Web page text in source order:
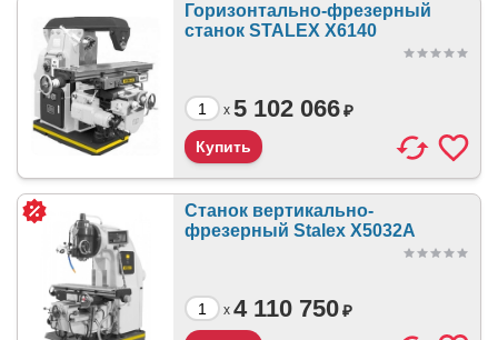
Горизонтально-фрезерный
станок STALEX X6140
x 5 102 066₽
Станок вертикально-
фрезерный Stalex X5032A
x 4 110 750₽